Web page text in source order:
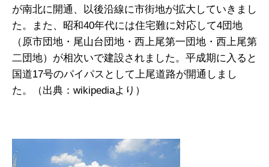
が南北に開通、以後沿線に市街地が拡大していきまし
た。また、昭和40年代には住宅難に対応して4団地
（原市団地・尾山台団地・西上尾第一団地・西上尾第
二団地）が相次いで建設されました。平成期に入ると
国道17号のパイパスとして上尾道路が開通しまし
た。（出典：wikipediaより）